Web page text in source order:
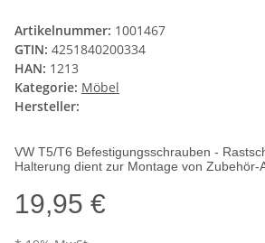
Artikelnummer: 1001467
GTIN: 4251840200334
HAN: 1213
Kategorie: Möbel
Hersteller:
VW T5/T6 Befestigungsschrauben -
Halterung dient zur Montage von Zubehör-
19,95 €